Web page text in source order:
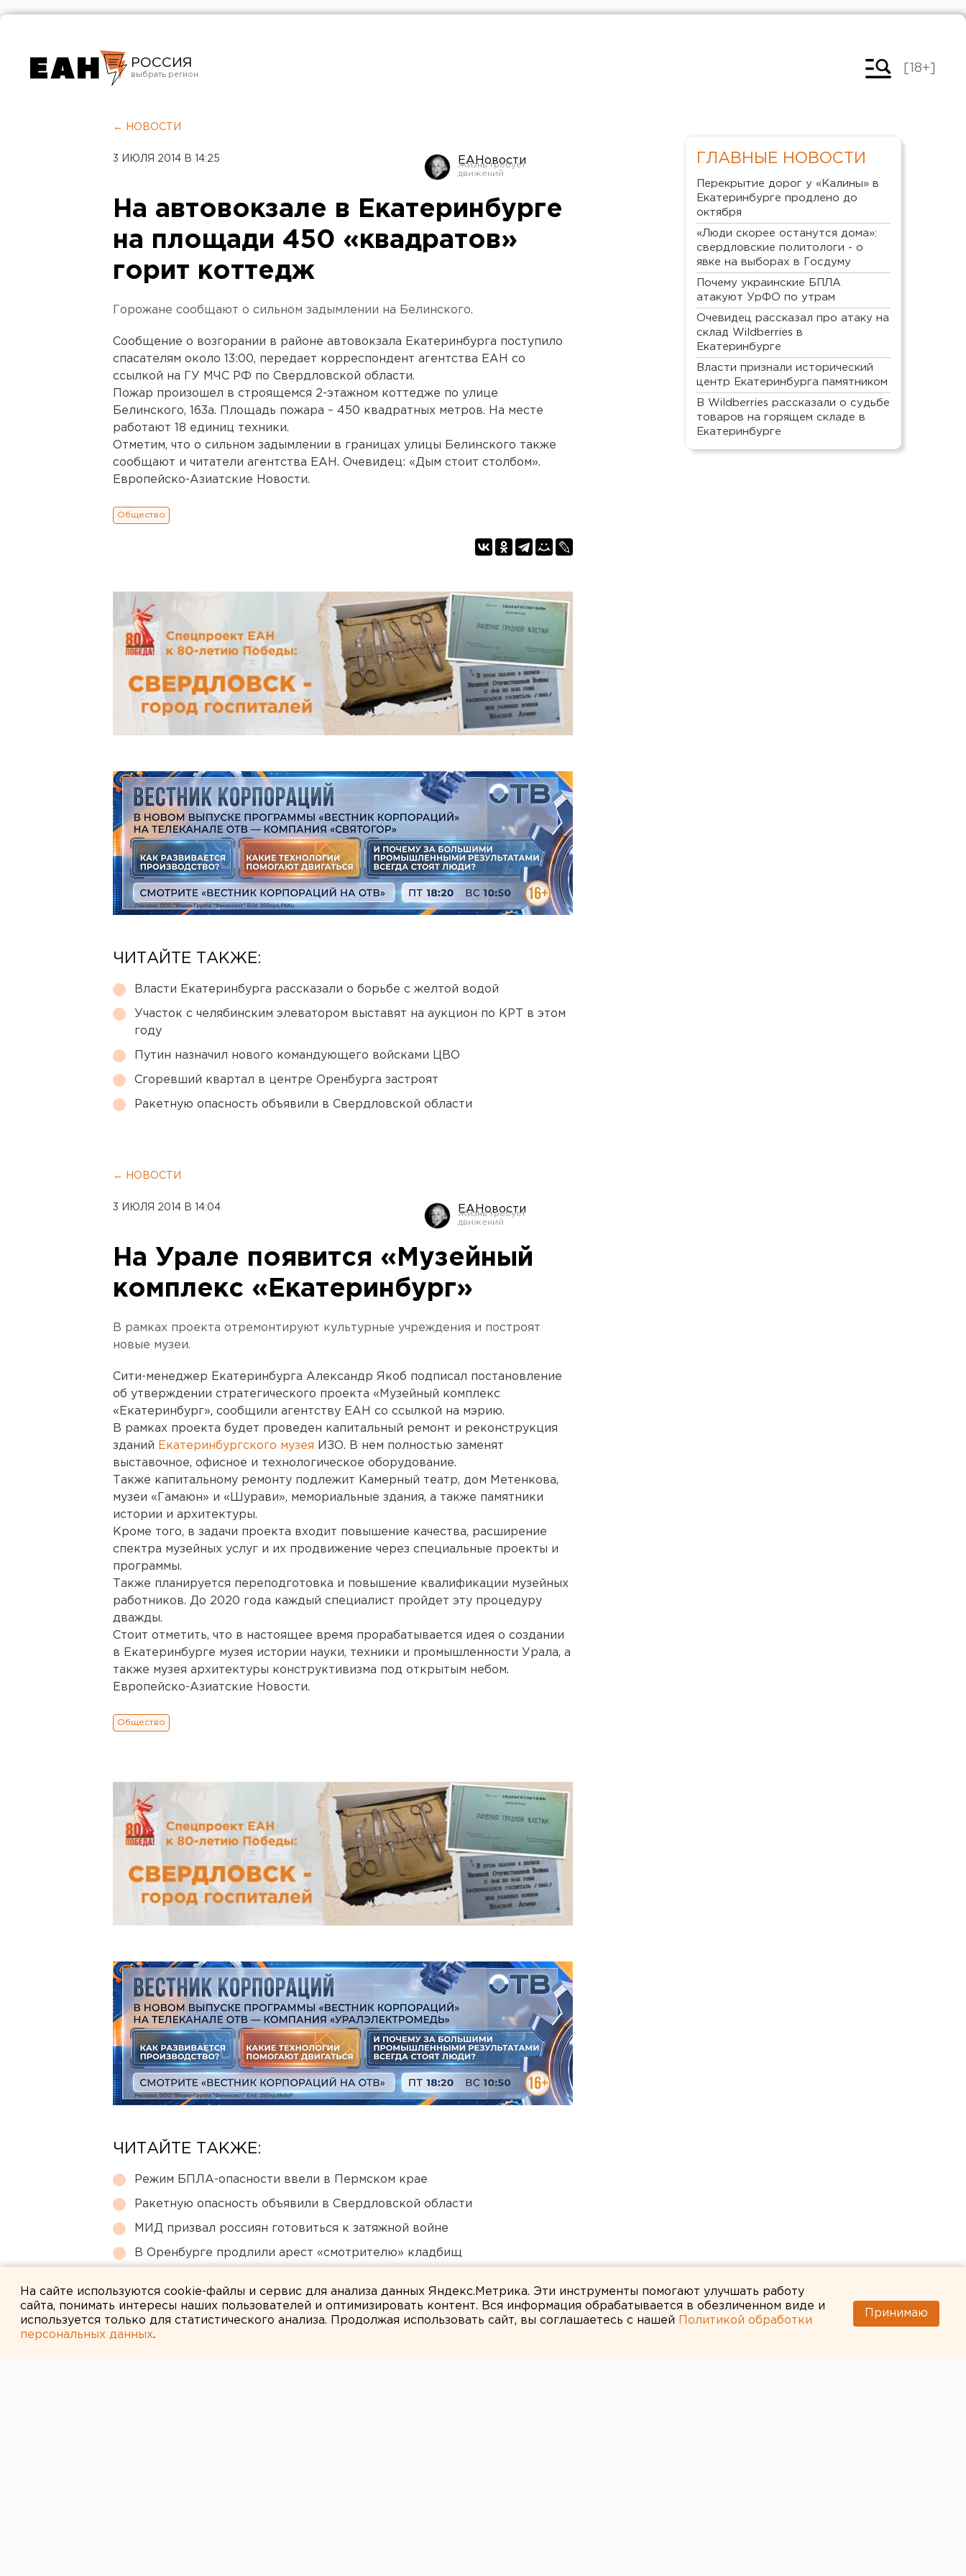
РОССИЯ
Челябинск
[18+]
← НОВОСТИ
3 ИЮЛЯ 2014 В 14:25 ЕАНовости
На автовокзале в Екатеринбурге
на площади 450 «квадратов»
горит коттедж
Горожане сообщают о сильном задымлении на Белинского.
Сообщение о возгорании в районе автовокзала Екатеринбурга поступило
спасателям около 13:00, передает корреспондент агентства ЕАН со
ссылкой на ГУ МЧС РФ по Свердловской области.
Пожар произошел в строящемся 2-этажном коттедже по улице
Белинского, 163а. Площадь пожара – 450 квадратных метров. На месте
работают 18 единиц техники.
Отметим, что о сильном задымлении в границах улицы Белинского также
сообщают и читатели агентства ЕАН. Очевидец: «Дым стоит столбом».
Европейско-Азиатские Новости.
Общество
ЧИТАЙТЕ ТАКЖЕ:
Власти Екатеринбурга рассказали о борьбе с желтой водой
Участок с челябинским элеватором выставят на аукцион по КРТ в этом
году
Путин назначил нового командующего войсками ЦВО
Сгоревший квартал в центре Оренбурга застроят
Ракетную опасность объявили в Свердловской области
← НОВОСТИ
3 ИЮЛЯ 2014 В 14:04 ЕАНовости
На Урале появится «Музейный
комплекс «Екатеринбург»
В рамках проекта отремонтируют культурные учреждения и построят
новые музеи.
Сити-менеджер Екатеринбурга Александр Якоб подписал постановление
об утверждении стратегического проекта «Музейный комплекс
«Екатеринбург», сообщили агентству ЕАН со ссылкой на мэрию.
В рамках проекта будет проведен капитальный ремонт и реконструкция
зданий Екатеринбургского музея ИЗО. В нем полностью заменят
выставочное, офисное и технологическое оборудование.
Также капитальному ремонту подлежит Камерный театр, дом Метенкова,
музеи «Гамаюн» и «Шурави», мемориальные здания, а также памятники
истории и архитектуры.
Кроме того, в задачи проекта входит повышение качества, расширение
спектра музейных услуг и их продвижение через специальные проекты и
программы.
Также планируется переподготовка и повышение квалификации музейных
работников. До 2020 года каждый специалист пройдет эту процедуру
дважды.
Стоит отметить, что в настоящее время прорабатывается идея о создании
в Екатеринбурге музея истории науки, техники и промышленности Урала, а
также музея архитектуры конструктивизма под открытым небом.
Европейско-Азиатские Новости.
Общество
ЧИТАЙТЕ ТАКЖЕ:
Режим БПЛА-опасности ввели в Пермском крае
Ракетную опасность объявили в Свердловской области
МИД призвал россиян готовиться к затяжной войне
В Оренбурге продлили арест «смотрителю» кладбищ
ГЛАВНЫЕ НОВОСТИ
Перекрытие дорог у «Калины» в
Екатеринбурге продлено до
октября
«Люди скорее останутся дома»:
свердловские политологи - о
явке на выборах в Госдуму
Почему украинские БПЛА
атакуют УрФО по утрам
Очевидец рассказал про атаку на
склад Wildberries в
Екатеринбурге
Власти признали исторический
центр Екатеринбурга памятником
В Wildberries рассказали о судьбе
товаров на горящем складе в
Екатеринбурге
На сайте используются cookie-файлы и сервис для анализа данных Яндекс.Метрика. Эти инструменты помогают улучшать работу
сайта, понимать интересы наших пользователей и оптимизировать контент. Вся информация обрабатывается в обезличенном виде и
используется только для статистического анализа. Продолжая использовать сайт, вы соглашаетесь с нашей
Политикой обработки
персональных данных.
Принимаю